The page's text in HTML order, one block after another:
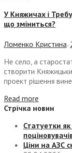
У Княжичах і
що зміниться?
Ломенко Кристина —
Не село, а
створити
проект рішення
Read more
Стрічка новин
Статуетки
Ціни на АЗС